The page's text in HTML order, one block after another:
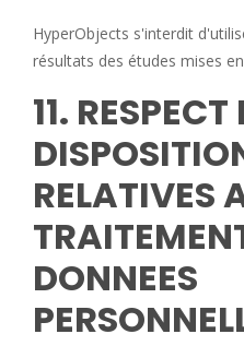
HyperObjects s'interdit
résultats des études mises
11. RESPECT
RELATIVES
DONNEES